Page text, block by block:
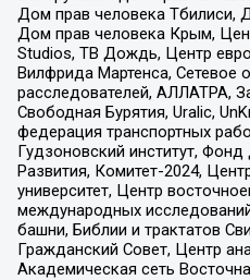
Дом прав человека Тбилиси,
Дом прав человека Крым,
Studios, ТВ Дождь, Центр
Вилфрида Мартенса, Сетевое
расследователей, АЛЛАТРА,
Свободная Бурятия, Uralic,
федерация транспортных
Гудзоновский институт,
Развития, Комитет-2024,
университет, Центр
международных
башни, Библии и трактатов
Гражданский Совет, Центр
Академическая сеть